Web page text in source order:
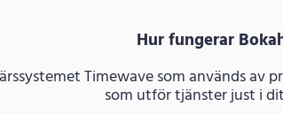
Hur fungerar
Timewave som används av
som utför tjänster just i